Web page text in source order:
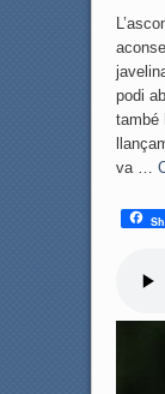
podi
també
va …